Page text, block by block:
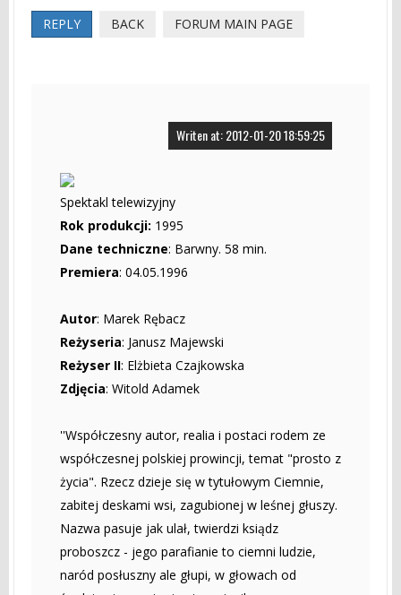
REPLY BACK FORUM MAIN PAGE
Writen at: 2012-01-20 18:59:25
Spektakl telewizyjny
Rok produkcji: 1995
Dane techniczne: Barwny. 58 min.
Premiera: 04.05.1996
Autor: Marek Rębacz
Reżyseria: Janusz Majewski
Reżyser II: Elżbieta Czajkowska
Zdjęcia: Witold Adamek
''Współczesny autor, realia i postaci rodem ze
współczesnej polskiej prowincji, temat "prosto z
życia". Rzecz dzieje się w tytułowym Ciemnie,
zabitej deskami wsi, zagubionej w leśnej głuszy.
Nazwa pasuje jak ulał, twierdzi ksiądz
proboszcz - jego parafianie to ciemni ludzie,
naród posłuszny ale głupi, w głowach od